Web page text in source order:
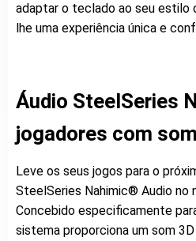
adaptar o teclado ao seu estilo
lhe uma experiência única e
Áudio SteelSeries
jogadores com
Leve os seus jogos para o
SteelSeries Nahimic® Audio no
Concebido especificamente
sistema proporciona um som